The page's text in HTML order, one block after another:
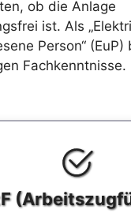
ob die Anlage
ist. Als
Person“
Fachkenntnisse.